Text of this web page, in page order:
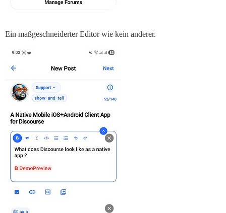
Ein maßgeschneiderter Editor wie kein anderer.